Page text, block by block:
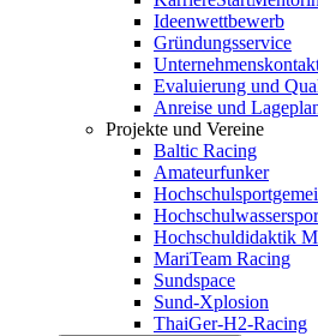
Ideenwettbewerb
Gründungsservice
Evaluierung und
Anreise und
Projekte und Vereine
Baltic Racing
Amateurfunker
Hochschuldidaktik
MariTeam Racing
Sundspace
Sund-Xplosion
ThaiGer-H2-Racing